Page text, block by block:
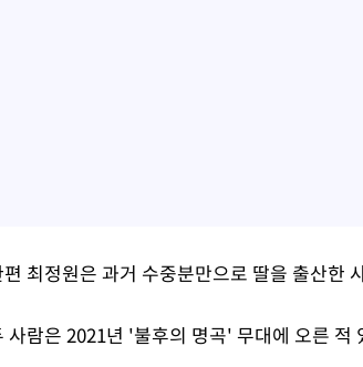
편 최정원은 과거 수중분만으로 딸을 출산한
사람은 2021년 '불후의 명곡' 무대에 오른 적